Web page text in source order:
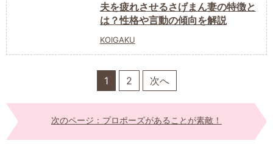
夫を疲れさせるさげまん妻の特徴と
は？性格や言動の傾向を解説
KOIGAKU
1 2 次へ
次のページ：プロポーズがあることが素敵！